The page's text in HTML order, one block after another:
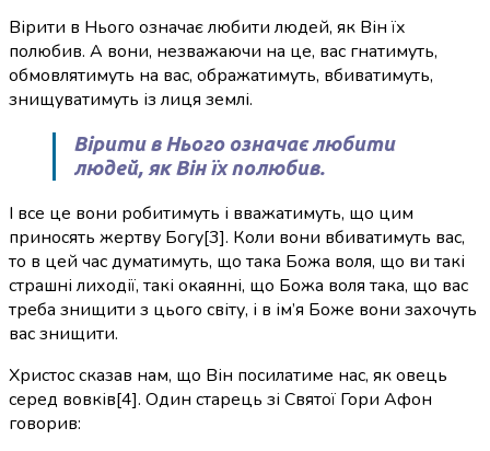
Вірити в Нього означає любити людей, як Він їх
полюбив. А вони, незважаючи на це, вас гнатимуть,
обмовлятимуть на вас, ображатимуть, вбиватимуть,
знищуватимуть із лиця землі.
Вірити в Нього означає любити
людей, як Він їх полюбив.
І все це вони робитимуть і вважатимуть, що цим
приносять жертву Богу[3]. Коли вони вбиватимуть вас,
то в цей час думатимуть, що така Божа воля, що ви такі
страшні лиходії, такі окаянні, що Божа воля така, що вас
треба знищити з цього світу, і в ім’я Боже вони захочуть
вас знищити.
Христос сказав нам, що Він посилатиме нас, як овець
серед вовків[4]. Один старець зі Святої Гори Афон
говорив: